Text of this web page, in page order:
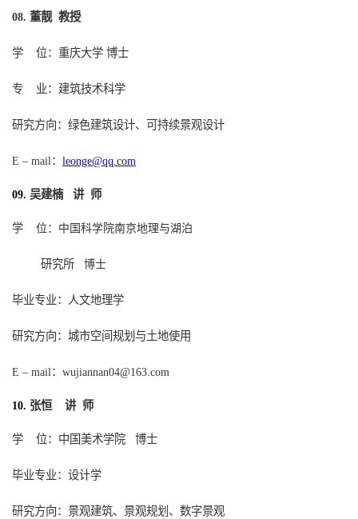
08. 董靓 教授
学 位： 重庆大学 博士
专 业： 建筑技术科学
研究方向： 绿色建筑设计、 可持续景观设计
E – mail： leonge@qq.com
09. 吴建楠 讲 师
学 位：中国科学院南京地理与湖泊
研究所 博士
毕业专业：人文地理学
研究方向：城市空间规划与土地使用
E – mail： wujiannan04@163.com
10. 张恒 讲 师
学 位：中国美术学院 博士
毕业专业：设计学
研究方向：景观建筑、景观规划、数字景观